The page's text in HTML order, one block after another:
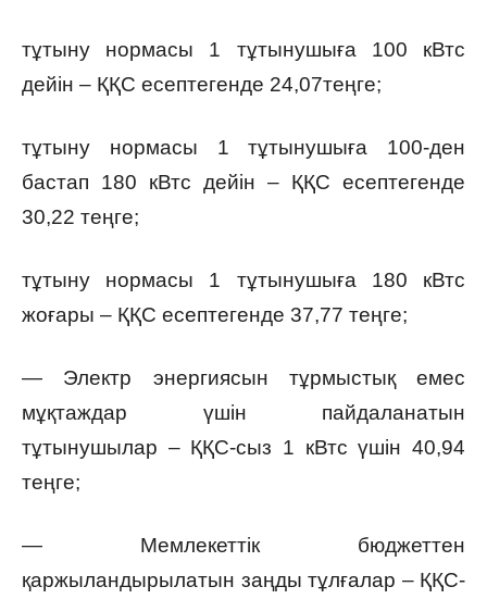
тұтыну нормасы 1 тұтынушыға 100 кВтс
дейін – ҚҚС есептегенде 24,07теңге;
тұтыну нормасы 1 тұтынушыға 100-ден
бастап 180 кВтс дейін – ҚҚС есептегенде
30,22 теңге;
тұтыну нормасы 1 тұтынушыға 180 кВтс
жоғары – ҚҚС есептегенде 37,77 теңге;
— Электр энергиясын тұрмыстық емес
мұқтаждар үшін пайдаланатын
тұтынушылар – ҚҚС-сыз 1 кВтс үшін 40,94
теңге;
— Мемлекеттік бюджеттен
қаржыландырылатын заңды тұлғалар – ҚҚС-